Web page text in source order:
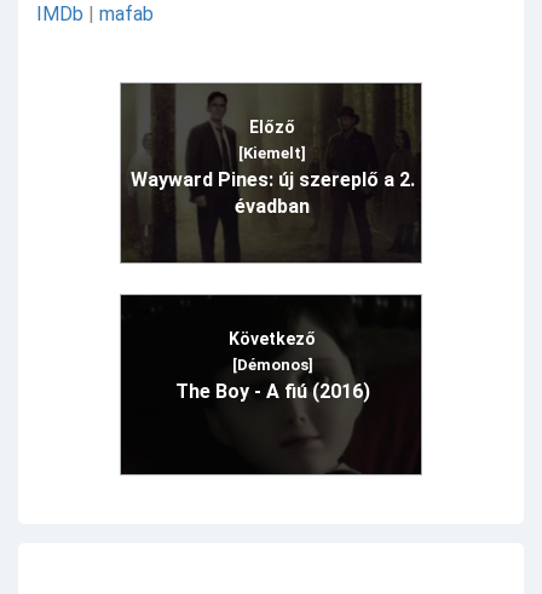
IMDb | mafab
Előző
[Kiemelt]
Wayward Pines: új szereplő a 2.
évadban
Következő
[Démonos]
The Boy - A fiú (2016)